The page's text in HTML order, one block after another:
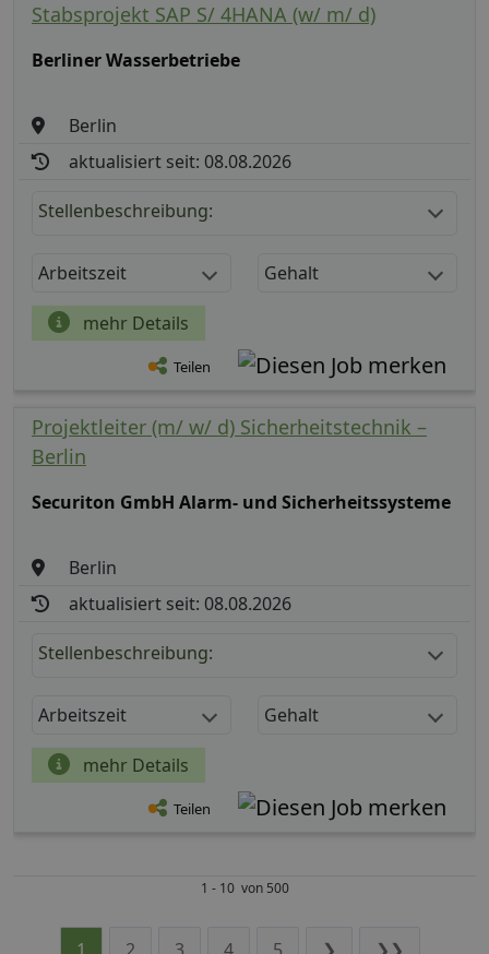
Stabsprojekt SAP S/ 4HANA (w/ m/ d)
Berliner Wasserbetriebe
Berlin
aktualisiert seit: 08.08.2026
Stellenbeschreibung:
Arbeitszeit Gehalt
mehr Details
Teilen
Projektleiter (m/ w/ d) Sicherheitstechnik –
Berlin
Securiton GmbH Alarm- und Sicherheitssysteme
Berlin
aktualisiert seit: 08.08.2026
Stellenbeschreibung:
Arbeitszeit Gehalt
mehr Details
Teilen
1 - 10 von 500